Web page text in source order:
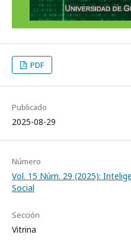
PDF
Publicado
2025-08-29
Número
Vol. 15 Núm. 29 (2025):
Social
Sección
Vitrina